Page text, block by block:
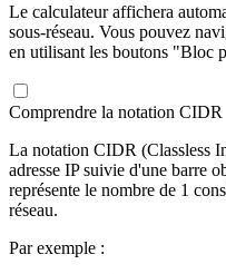
Le calculateur affichera
sous-réseau. Vous pouvez
en utilisant les boutons "Bloc
Comprendre la notation CIDR
La notation CIDR (Classless
adresse IP suivie d'une barre
représente le nombre de 1
réseau.
Par exemple :